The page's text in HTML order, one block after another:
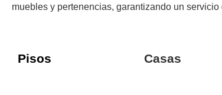
muebles y pertenencias, garantizando un
Pisos Casas